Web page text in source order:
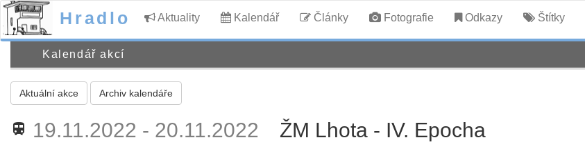
Hradlo Aktuality Kalendář Články Fotografie Odkazy Štítky
Kalendář akcí
Aktuální akce Archiv kalendáře
train 19.11.2022 - 20.11.2022 ŽM Lhota - IV. Epocha